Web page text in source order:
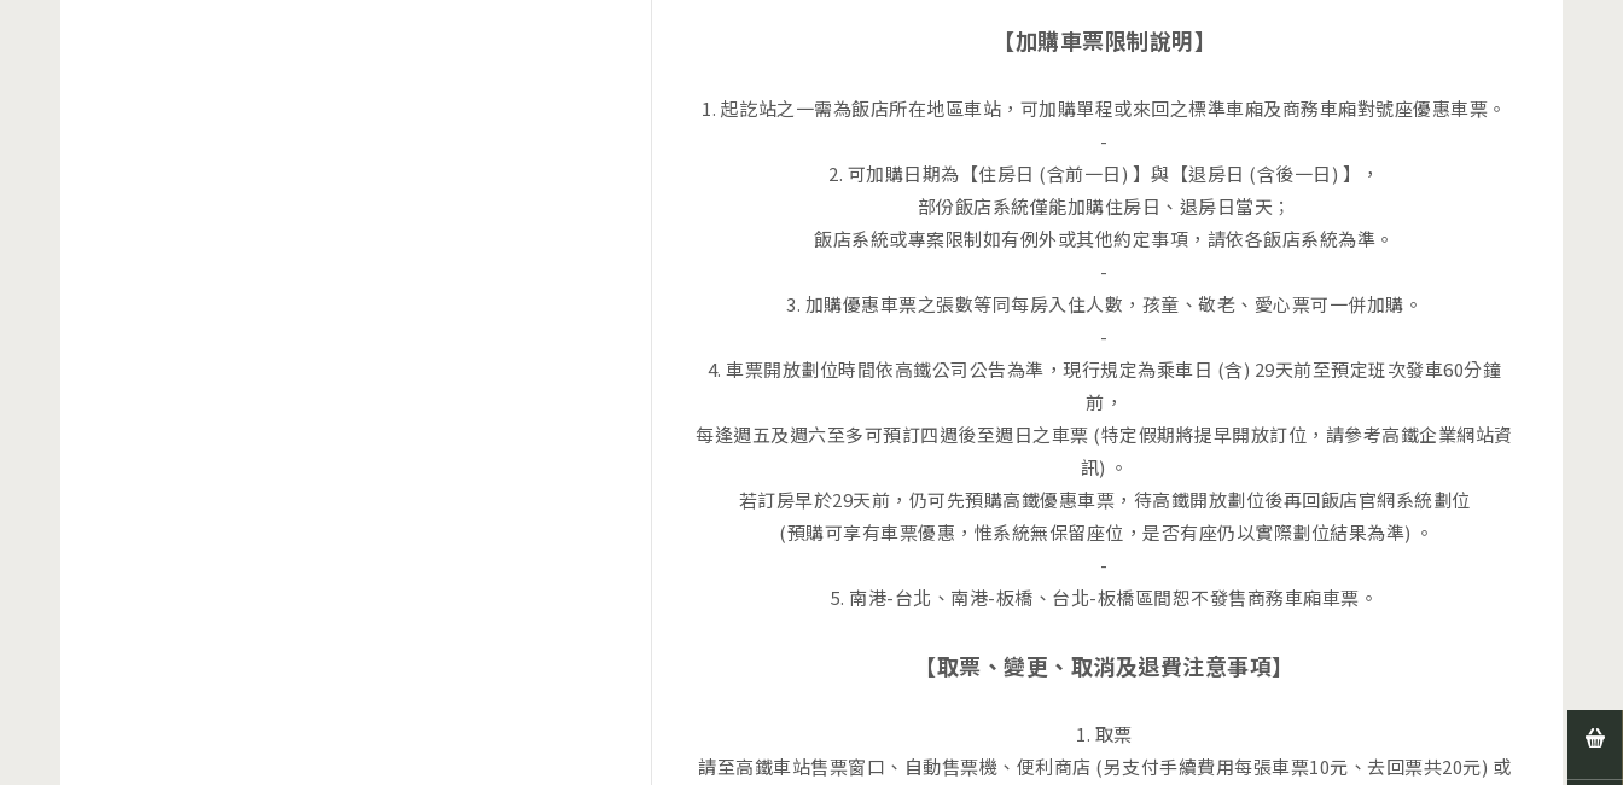
【加購車票限制說明】
1. 起訖站之一需為飯店所在地區車站，可加購單程或來回之標準車廂及商務車廂對號座優惠車票。
-
2. 可加購日期為【住房日 (含前一日) 】與【退房日 (含後一日) 】，
部份飯店系統僅能加購住房日、退房日當天；
飯店系統或專案限制如有例外或其他約定事項，請依各飯店系統為準。
-
3. 加購優惠車票之張數等同每房入住人數，孩童、敬老、愛心票可一併加購。
-
4. 車票開放劃位時間依高鐵公司公告為準，現行規定為乘車日 (含) 29天前至預定班次發車60分鐘
前，
每逢週五及週六至多可預訂四週後至週日之車票 (特定假期將提早開放訂位，請參考高鐵企業網站資
訊) 。
若訂房早於29天前，仍可先預購高鐵優惠車票，待高鐵開放劃位後再回飯店官網系統劃位
(預購可享有車票優惠，惟系統無保留座位，是否有座仍以實際劃位結果為準) 。
-
5. 南港-台北、南港-板橋、台北-板橋區間恕不發售商務車廂車票。
【取票、變更、取消及退費注意事項】
1. 取票
請至高鐵車站售票窗口、自動售票機、便利商店 (另支付手續費用每張車票10元、去回票共20元) 或